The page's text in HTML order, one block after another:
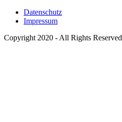
Datenschutz
Impressum
Copyright 2020 - All Rights Reserved